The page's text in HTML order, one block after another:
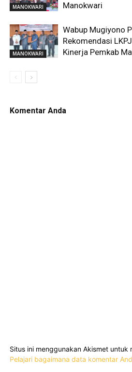
MANOKWARI
Manokwari
MANOKWARI
Wabup Mugiyono
Rekomendasi
Kinerja Pemkab
Komentar Anda
Situs ini menggunakan Akismet untuk
Pelajari bagaimana data komentar